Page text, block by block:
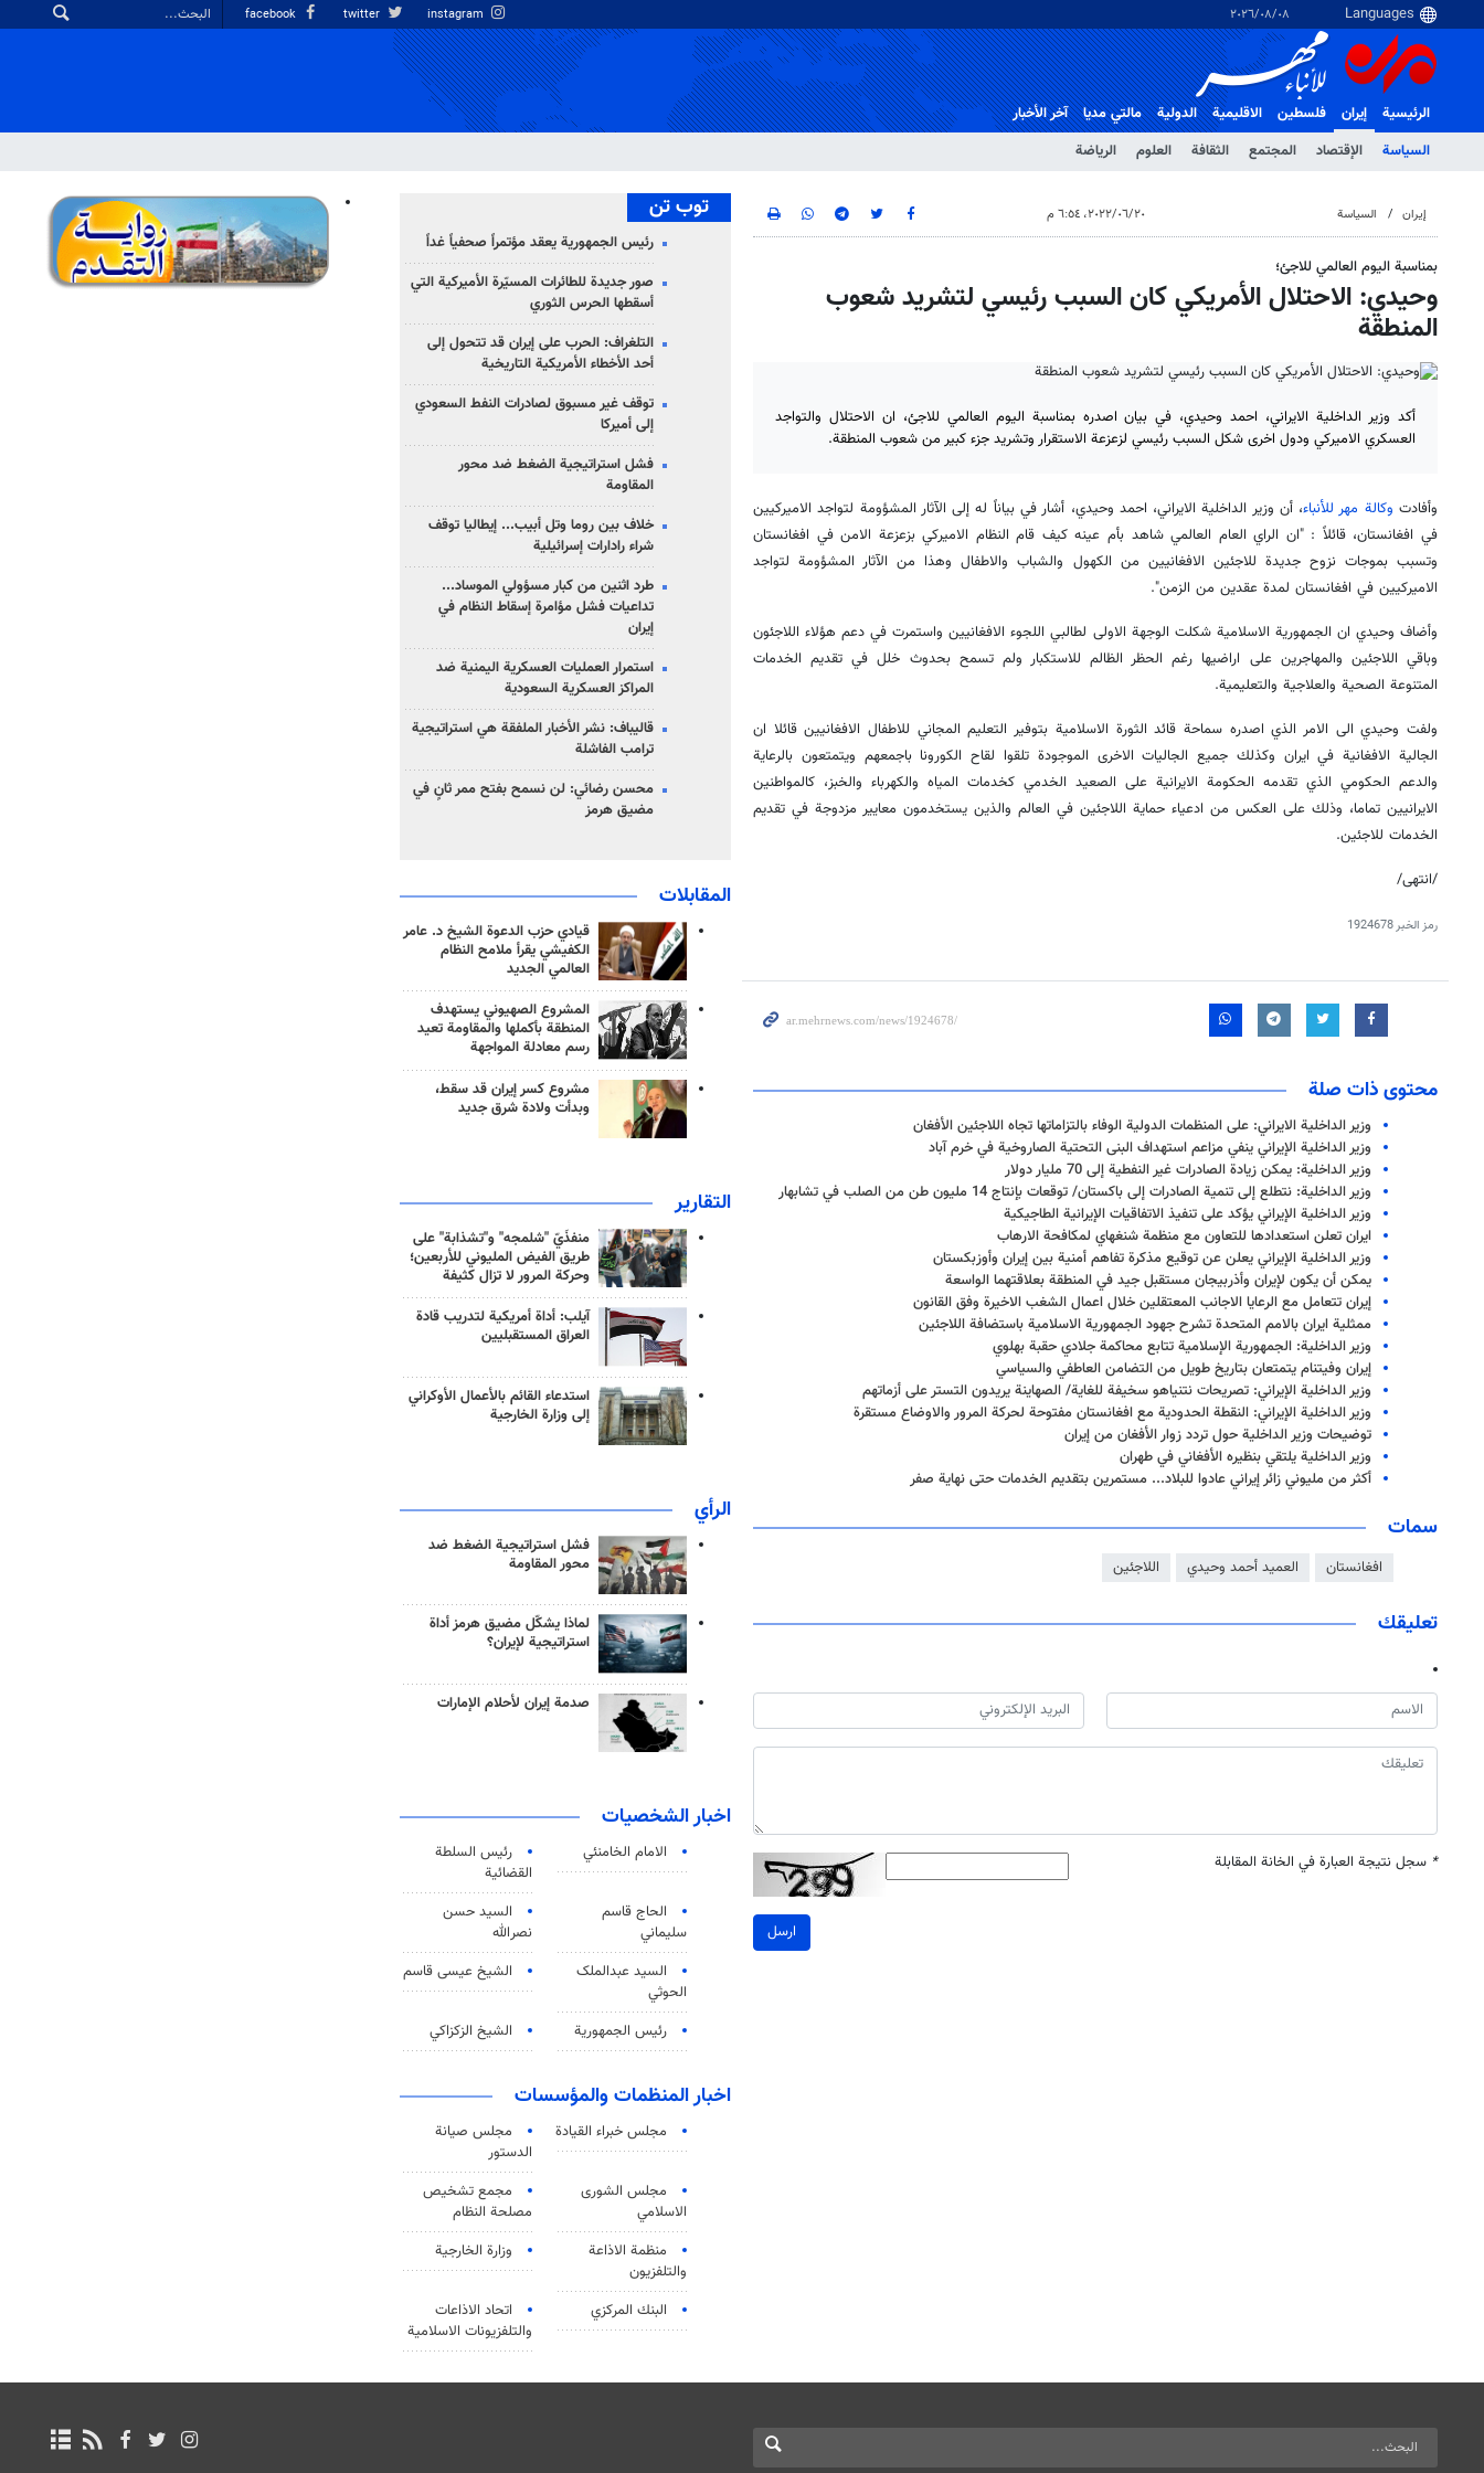
٠٨‏/٠٨‏/٢٠٢٦
الرئيسية
إيران
السياسة
الإقتصاد المجتمع الثقافة العلوم الرياضة
فلسطین الاقلیمیة الدولية مالتي مدیا آخر الأخبار
إيران السياسة ٢٠‏/٠٦‏/٢٠٢٢، ٦:٥٤ م
بمناسبة اليوم العالمي للاجئ؛
وحيدي: الاحتلال الأمريكي كان السبب رئيسي لتشريد شعوب
المنطقة
أكد وزير الداخلية الايراني، احمد وحيدي، في بيان اصدره بمناسبة اليوم العالمي للاجئ، ان الاحتلال والتواجد
العسكري الاميركي ودول اخرى شكل السبب رئيسي لزعزعة الاستقرار وتشريد جزء كبير من شعوب المنطقة.
وأفادت وكالة مهر للأنباء، أن وزير الداخلية الايراني، احمد وحيدي، أشار في بياناً له إلى الآثار المشؤومة لتواجد الاميركيين
في افغانستان، قائلاً : "ان الراي العام العالمي شاهد بأم عينه كيف قام النظام الاميركي بزعزعة الامن في افغانستان
وتسبب بموجات نزوح جديدة للاجئين الافغانيين من الكهول والشباب والاطفال وهذا من الآثار المشؤومة لتواجد
الاميركيين في افغانستان لمدة عقدين من الزمن".
وأضاف وحيدي ان الجمهورية الاسلامية شكلت الوجهة الاولى لطالبي اللجوء الافغانيين واستمرت في دعم هؤلاء اللاجئون
وباقي اللاجئين والمهاجرين على اراضيها رغم الحظر الظالم للاستكبار ولم تسمح بحدوث خلل في تقديم الخدمات
المتنوعة الصحية والعلاجية والتعليمية.
ولفت وحيدي الى الامر الذي اصدره سماحة قائد الثورة الاسلامية بتوفير التعليم المجاني للاطفال الافغانيين قائلا ان
الجالية الافغانية في ايران وكذلك جميع الجاليات الاخرى الموجودة تلقوا لقاح الكورونا باجمعهم ويتمتعون بالرعاية
والدعم الحكومي الذي تقدمه الحكومة الايرانية على الصعيد الخدمي كخدمات المياه والكهرباء والخبز، كالمواطنين
الايرانيين تماما، وذلك على العكس من ادعياء حماية اللاجئين في العالم والذين يستخدمون معايير مزدوجة في تقديم
الخدمات للاجئين.
/انتهى/
رمز الخبر1924678
محتوى ذات صلة
وزير الداخلية الايراني: على المنظمات الدولية الوفاء بالتزاماتها تجاه اللاجئين الأفغان
وزير الداخلية الإيراني ينفي مزاعم استهداف البنى التحتية الصاروخية في خرم آباد
وزير الداخلية: يمكن زيادة الصادرات غير النفطية إلى 70 مليار دولار
وزير الداخلية: نتطلع إلى تنمية الصادرات إلى باكستان/ توقعات بإنتاج 14 مليون طن من الصلب في تشابهار
وزير الداخلية الإيراني يؤكد على تنفيذ الاتفاقيات الإيرانية الطاجيكية
ايران تعلن استعدادها للتعاون مع منظمة شنغهاي لمكافحة الارهاب
وزير الداخلية الإيراني يعلن عن توقيع مذكرة تفاهم أمنية بين إيران وأوزبكستان
يمكن أن يكون لإيران وأذربيجان مستقبل جيد في المنطقة بعلاقتهما الواسعة
إيران تتعامل مع الرعايا الاجانب المعتقلين خلال اعمال الشغب الاخيرة وفق القانون
ممثلية ايران بالامم المتحدة تشرح جهود الجمهورية الاسلامية باستضافة اللاجئين
وزير الداخلية: الجمهورية الإسلامية تتابع محاكمة جلادي حقبة بهلوي
إيران وفيتنام يتمتعان بتاريخ طويل من التضامن العاطفي والسياسي
وزير الداخلية الإيراني: تصريحات نتنياهو سخيفة للغاية/ الصهاينة يريدون التستر على أزماتهم
وزير الداخلية الإيراني: النقطة الحدودية مع افغانستان مفتوحة لحركة المرور والاوضاع مستقرة
توضيحات وزير الداخلية حول تردد زوار الأفغان من إيران
وزير الداخلية يلتقي بنظيره الأفغاني في طهران
أكثر من مليوني زائر إيراني عادوا للبلاد... مستمرين بتقديم الخدمات حتى نهاية صفر
سمات
افغانستان العميد أحمد وحيدي اللاجئين
تعليقك
* سجل نتيجة العبارة في الخانة المقابلة
ارسل
توب تن
رئيس الجمهورية يعقد مؤتمراً صحفياً غداً
صور جديدة للطائرات المسيّرة الأميركية التي
أسقطها الحرس الثوري
التلغراف: الحرب على إيران قد تتحول إلى
أحد الأخطاء الأمريكية التاريخية
توقف غير مسبوق لصادرات النفط السعودي
إلى أميركا
فشل استراتيجية الضغط ضد محور
المقاومة
خلاف بين روما وتل أبيب... إيطاليا توقف
شراء رادارات إسرائيلية
طرد اثنين من كبار مسؤولي الموساد...
تداعيات فشل مؤامرة إسقاط النظام في
إيران
استمرار العمليات العسكرية اليمنية ضد
المراكز العسكرية السعودية
قاليباف: نشر الأخبار الملفقة هي استراتيجية
ترامب الفاشلة
محسن رضائي: لن نسمح بفتح ممر ثانٍ في
مضيق هرمز
المقابلات
قيادي حزب الدعوة الشيخ د. عامر
الكفيشي يقرأ ملامح النظام
العالمي الجديد
المشروع الصهيوني يستهدف
المنطقة بأكملها والمقاومة تعيد
رسم معادلة المواجهة
مشروع كسر إيران قد سقط،
وبدأت ولادة شرق جديد
التقارير
منفذَيّ "شلمجه" و"تشذابة" على
طريق الفيض المليوني للأربعين؛
وحركة المرور لا تزال كثيفة
آيلب: أداة أمريكية لتدريب قادة
العراق المستقبليين
استدعاء القائم بالأعمال الأوكراني
إلى وزارة الخارجية
الرأي
فشل استراتيجية الضغط ضد
محور المقاومة
لماذا يشكّل مضيق هرمز أداة
استراتيجية لإيران؟
صدمة إيران لأحلام الإمارات
اخبار الشخصيات
الامام الخامنئي
رئیس السلطة
القضائیة
الحاج قاسم
سليماني
السيد حسن
نصرالله
السید عبدالملک
الحوثي
الشيخ عيسى قاسم
رئيس الجمهورية الشيخ الزكزاكي
اخبار المنظمات والمؤسسات
مجلس خبراء القيادة
مجلس صيانة
الدستور
مجلس الشورى
الاسلامي
مجمع تشخيص
مصلحة النظام
منظمة الاذاعة
والتلفزیون
وزارة الخارجية
البنك المركزي
اتحاد الاذاعات
والتلفزيونات الاسلامية